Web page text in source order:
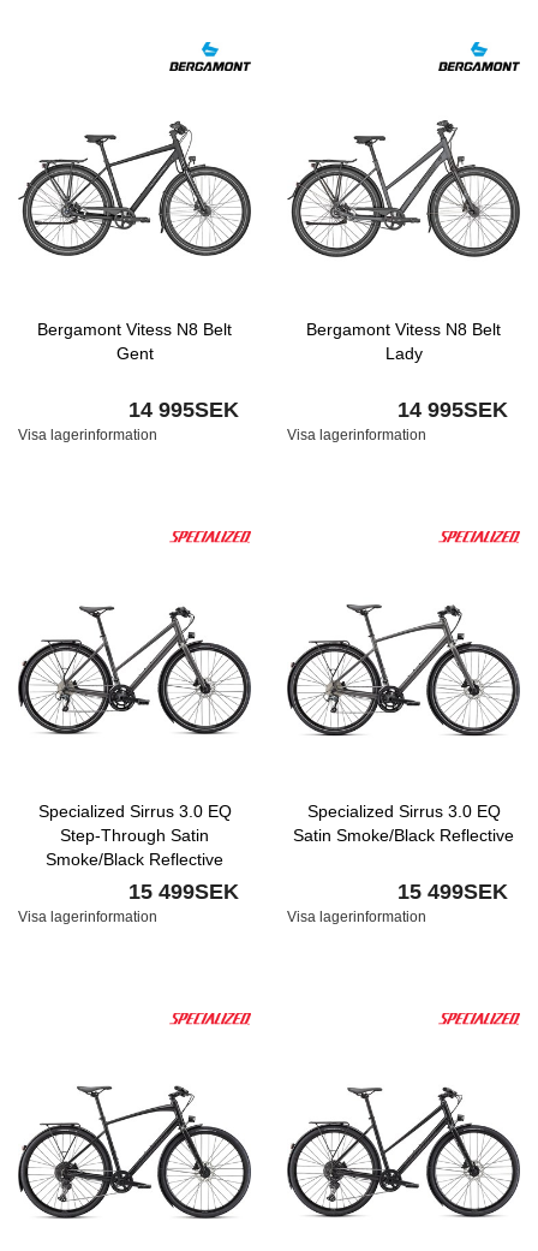
Bergamont Vitess N8 Belt
Gent
14 995SEK
Visa lagerinformation
Bergamont Vitess N8 Belt
Lady
14 995SEK
Visa lagerinformation
Specialized Sirrus 3.0 EQ
Step-Through Satin
Smoke/Black Reflective
15 499SEK
Visa lagerinformation
Specialized Sirrus 3.0 EQ
Satin Smoke/Black Reflective
15 499SEK
Visa lagerinformation